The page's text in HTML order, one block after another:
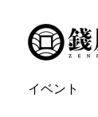
イベント